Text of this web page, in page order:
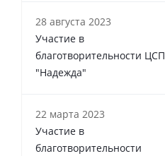
28 августа 2023
Участие в
благотворительности ЦСП
"Надежда"
22 марта 2023
Участие в
благотворительности